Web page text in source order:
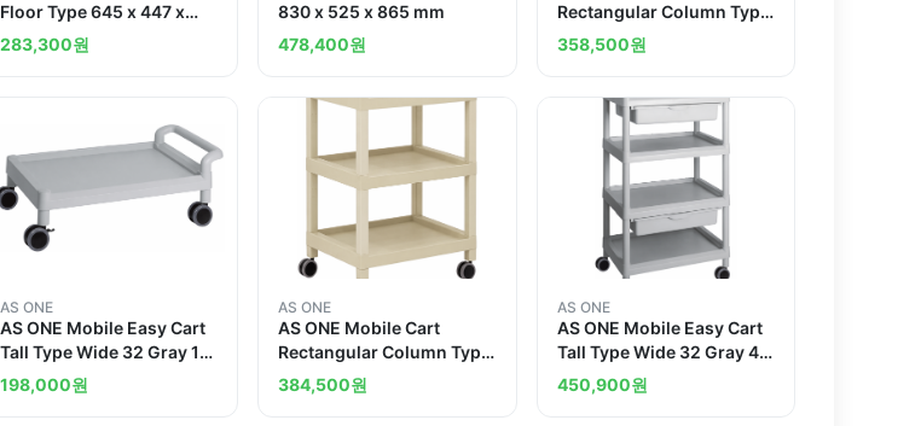
Floor Type 645 x 447 x
492 Pink MC20
283,300원
830 x 525 x 865 mm
478,400원
Rectangular Column Type
2 Stages 690 x 435 x 620
MC40
358,500원
AS ONE
AS ONE Mobile Easy Cart
Tall Type Wide 32 Gray 1
Stage ME32M
198,000원
AS ONE
AS ONE Mobile Cart
Rectangular Column Type
3 Sages 675 x 435 x 850
MC42
384,500원
AS ONE
AS ONE Mobile Easy Cart
Tall Type Wide 32 Gray 4
Stages Wiith Drawer
ME32F
450,900원